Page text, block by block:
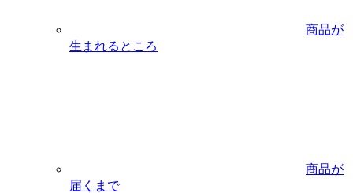
商品が
生まれるところ
商品が
届くまで